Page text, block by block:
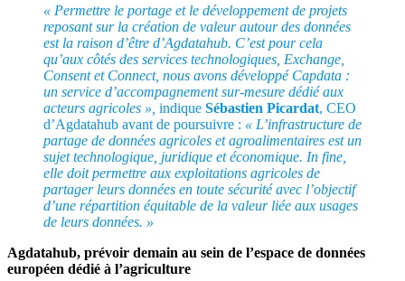
« Permettre le portage et le développement de projets
reposant sur la création de valeur autour des données
est la raison d’être d’Agdatahub. C’est pour cela
qu’aux côtés des services technologiques, Exchange,
Consent et Connect, nous avons développé Capdata :
un service d’accompagnement sur-mesure dédié aux
acteurs agricoles », indique Sébastien Picardat, CEO
d’Agdatahub avant de poursuivre : « L’infrastructure de
partage de données agricoles et agroalimentaires est un
sujet technologique, juridique et économique. In fine,
elle doit permettre aux exploitations agricoles de
partager leurs données en toute sécurité avec l’objectif
d’une répartition équitable de la valeur liée aux usages
de leurs données. »
Agdatahub, prévoir demain au sein de l’espace de données
européen dédié à l’agriculture